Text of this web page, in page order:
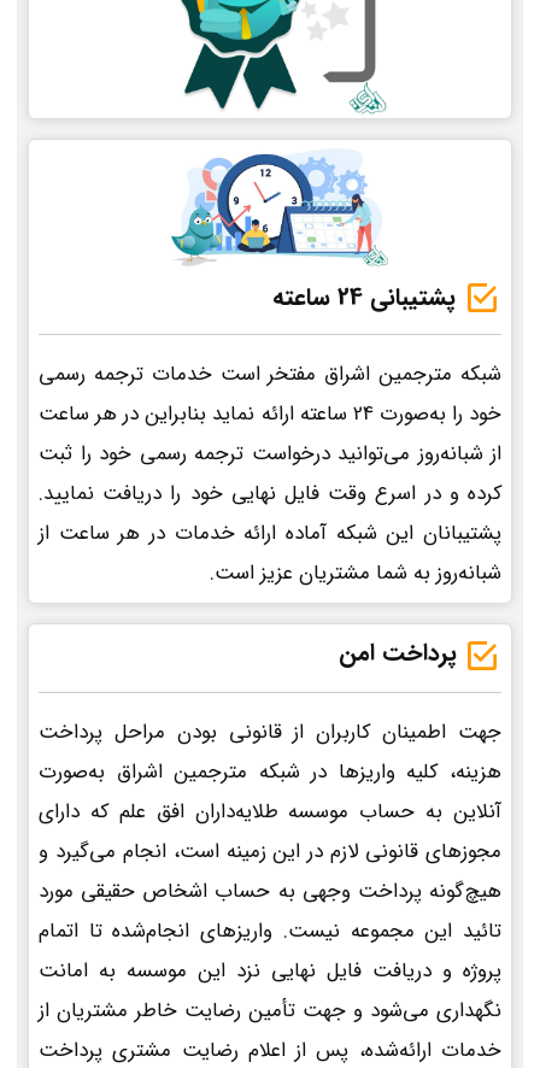
پشتیبانی 24 ساعته
شبکه مترجمین اشراق مفتخر است خدمات ترجمه رسمی
خود را به‌صورت 24 ساعته ارائه نماید بنابراین در هر ساعت
از شبانه‌روز می‌توانید درخواست ترجمه رسمی خود را ثبت
کرده و در اسرع وقت فایل نهایی خود را دریافت نمایید.
پشتیبانان این شبکه آماده ارائه خدمات در هر ساعت از
شبانه‌روز به شما مشتریان عزیز است.
پرداخت امن
جهت اطمینان کاربران از قانونی بودن مراحل پرداخت
هزینه، کلیه واریزها در شبکه مترجمین اشراق به‌صورت
آنلاین به حساب موسسه طلایه‌داران افق علم که دارای
مجوزهای قانونی لازم در این زمینه است، انجام می‌گیرد و
هیچ‌گونه پرداخت وجهی به حساب اشخاص حقیقی مورد
تائید این مجموعه نیست. واریزهای انجام‌شده تا اتمام
پروژه و دریافت فایل نهایی نزد این موسسه به امانت
نگهداری می‌شود و جهت تأمین رضایت خاطر مشتریان از
خدمات ارائه‌شده، پس از اعلام رضایت مشتری پرداخت